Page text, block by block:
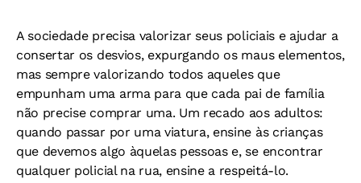
A sociedade precisa valorizar seus policiais e ajudar a
consertar os desvios, expurgando os maus elementos,
mas sempre valorizando todos aqueles que
empunham uma arma para que cada pai de família
não precise comprar uma. Um recado aos adultos:
quando passar por uma viatura, ensine às crianças
que devemos algo àquelas pessoas e, se encontrar
qualquer policial na rua, ensine a respeitá-lo.